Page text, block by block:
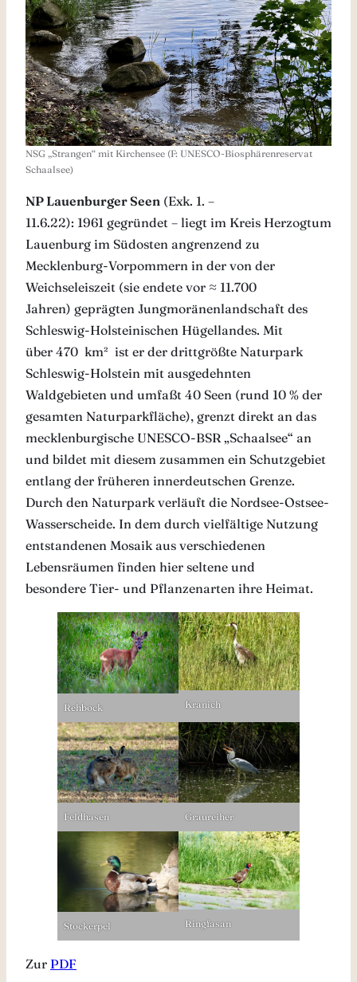
NSG „Strangen“ mit Kirchensee (F: UNESCO-Biosphärenreservat
Schaalsee)
NP Lauenburger Seen (Exk. 1. –
11.6.22): 1961 gegründet – liegt im Kreis Herzogtum
Lauenburg im Südosten angrenzend zu
Mecklenburg-Vorpommern in der von der
Weichseleiszeit (sie endete vor ≈ 11.700
Jahren) geprägten Jungmoränenlandschaft des
Schleswig-Holsteinischen Hügellandes. Mit
über 470 km² ist er der drittgrößte Naturpark
Schleswig-Holstein mit ausgedehnten
Waldgebieten und umfaßt 40 Seen (rund 10 % der
gesamten Naturparkfläche), grenzt direkt an das
mecklenburgische UNESCO-BSR „Schaalsee“ an
und bildet mit diesem zusammen ein Schutzgebiet
entlang der früheren innerdeutschen Grenze.
Durch den Naturpark verläuft die Nordsee-Ostsee-
Wasserscheide. In dem durch vielfältige Nutzung
entstandenen Mosaik aus verschiedenen
Lebensräumen finden hier seltene und
besondere Tier- und Pflanzenarten ihre Heimat.
Rehbock Kranich
Feldhasen Graureiher
Stockerpel Ringfasan
Zur PDF